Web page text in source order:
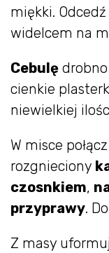
miękki.
widelcem na
Cebulę
cienkie
niewielkiej
W misce połącz
rozgnieciony
czosnkiem,
przyprawy.
Z masy